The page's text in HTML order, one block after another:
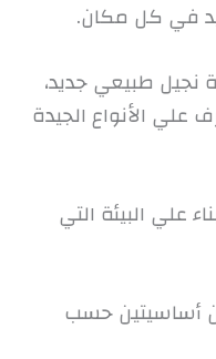
في كل مكان.
نجيل طبيعي جديد،
علي الأنواع الجيدة
علي البيئة التي
أساسيتين حسب